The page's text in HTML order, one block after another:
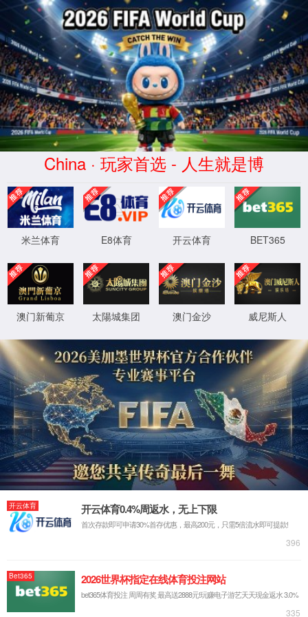
太阳集团网tyc9728(有限公司)-品
牌企业
语言选择
English
首页>行业领域>服装鞋帽
行业领域
服装鞋帽
变色材料在服装鞋帽的应用
共1页1条
XML 地图